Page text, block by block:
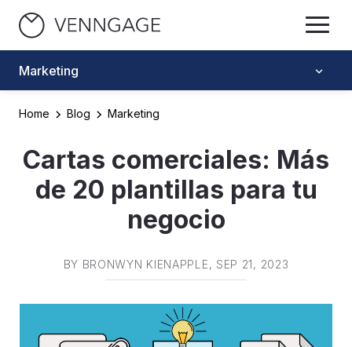
Marketing
Home Blog Marketing
Cartas comerciales: Más
de 20 plantillas para tu
negocio
BY BRONWYN KIENAPPLE, SEP 21, 2023